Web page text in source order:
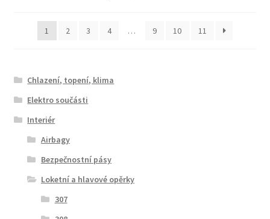
1
2 3 4 … 9 10 11
Chlazení, topení, klima
Elektro součásti
Interiér
Airbagy
Bezpečnostní pásy
Loketní a hlavové opěrky
307